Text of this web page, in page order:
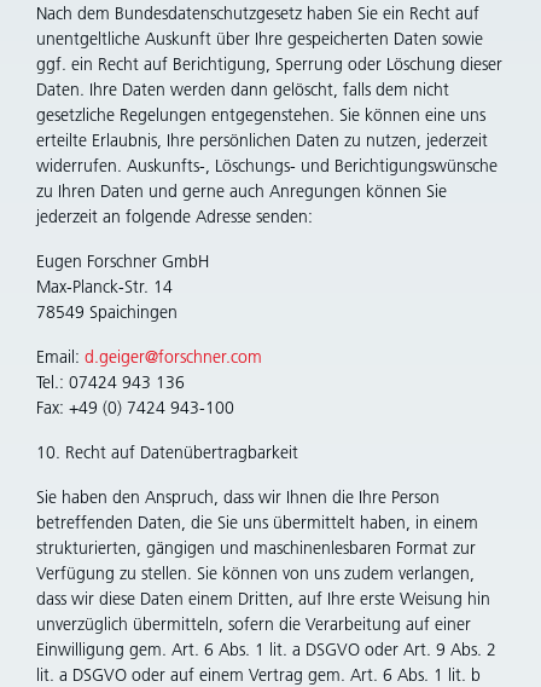
Nach dem Bundesdatenschutzgesetz haben Sie ein Recht auf
unentgeltliche Auskunft über Ihre gespeicherten Daten sowie
ggf. ein Recht auf Berichtigung, Sperrung oder Löschung dieser
Daten. Ihre Daten werden dann gelöscht, falls dem nicht
gesetzliche Regelungen entgegenstehen. Sie können eine uns
erteilte Erlaubnis, Ihre persönlichen Daten zu nutzen, jederzeit
widerrufen. Auskunfts-, Löschungs- und Berichtigungswünsche
zu Ihren Daten und gerne auch Anregungen können Sie
jederzeit an folgende Adresse senden:
Eugen Forschner GmbH
Max-Planck-Str. 14
78549 Spaichingen
Email: d.geiger@forschner.com
Tel.: 07424 943 136
Fax: +49 (0) 7424 943-100
10. Recht auf Datenübertragbarkeit
Sie haben den Anspruch, dass wir Ihnen die Ihre Person
betreffenden Daten, die Sie uns übermittelt haben, in einem
strukturierten, gängigen und maschinenlesbaren Format zur
Verfügung zu stellen. Sie können von uns zudem verlangen,
dass wir diese Daten einem Dritten, auf Ihre erste Weisung hin
unverzüglich übermitteln, sofern die Verarbeitung auf einer
Einwilligung gem. Art. 6 Abs. 1 lit. a DSGVO oder Art. 9 Abs. 2
lit. a DSGVO oder auf einem Vertrag gem. Art. 6 Abs. 1 lit. b